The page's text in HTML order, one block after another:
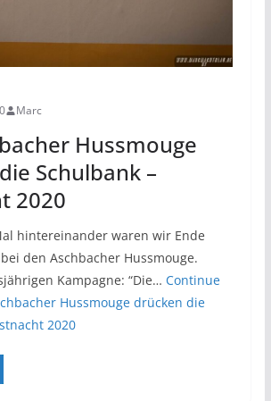
Marc
Hussmouge
Schulbank –
2020
hintereinander waren wir Ende
den Aschbacher Hussmouge.
Kampagne: “Die… Continue
Hussmouge drücken die
2020